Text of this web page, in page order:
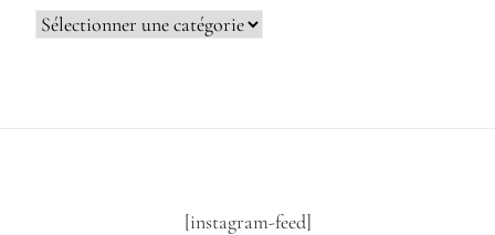
Catégories
[instagram-feed]